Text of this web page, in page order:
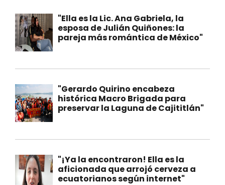
"Ella es la Lic. Ana Gabriela, la
esposa de Julián Quiñones: la
pareja más romántica de México"
"Gerardo Quirino encabeza
histórica Macro Brigada para
preservar la Laguna de Cajititlán"
"¡Ya la encontraron! Ella es la
aficionada que arrojó cerveza a
ecuatorianos según internet"